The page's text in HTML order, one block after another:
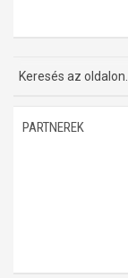
PARTNEREK